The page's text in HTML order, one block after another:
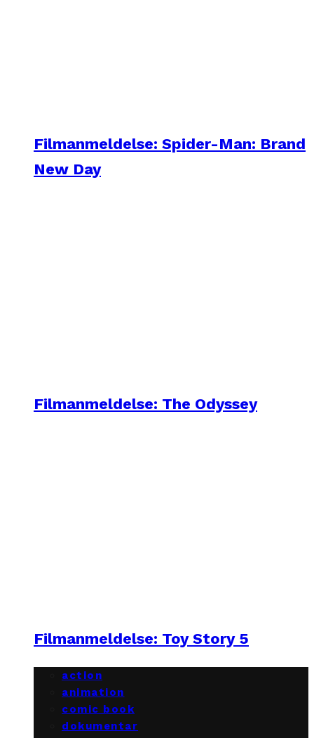
Filmanmeldelse: Spider-Man: Brand
New Day
Filmanmeldelse: The Odyssey
Filmanmeldelse: Toy Story 5
action
animation
comic book
dokumentar